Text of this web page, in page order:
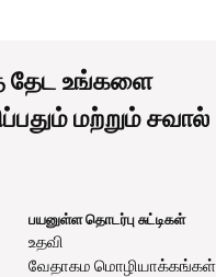
தேட உங்களை
மற்றும் சவால்
பயனுள்ள தொடர்பு சுட்டிகள்
உதவி
வேதாகம மொழியாக்கங்கள்